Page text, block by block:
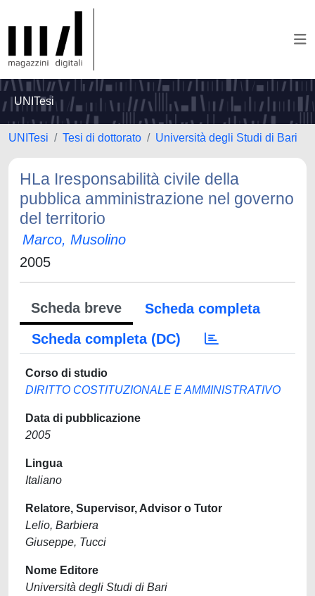
UNITesi
UNITesi Tesi di dottorato Università degli Studi di Bari
HLa Iresponsabilità civile della
pubblica amministrazione nel governo
del territorio
Marco, Musolino
2005
Scheda breve
Scheda completa
Scheda completa (DC)
Corso di studio
DIRITTO COSTITUZIONALE E AMMINISTRATIVO
Data di pubblicazione
2005
Lingua
Italiano
Relatore, Supervisor, Advisor o Tutor
Lelio, Barbiera
Giuseppe, Tucci
Nome Editore
Università degli Studi di Bari